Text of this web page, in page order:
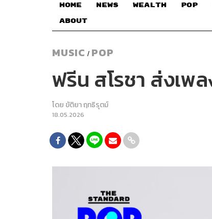
HOME NEWS WEALTH POP
ABOUT
MUSIC / POP
ฟรีน สโรชา ส่งเพ
โดย ขัติยา ฤทธิรุตม์
18.05.2026